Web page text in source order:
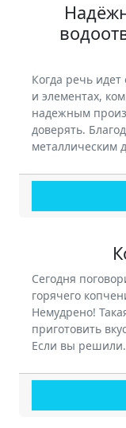
Когда речь
и элементах,
надежным
доверять.
металлическим
Сегодня
горячего
Немудрено!
приготовить
Если вы